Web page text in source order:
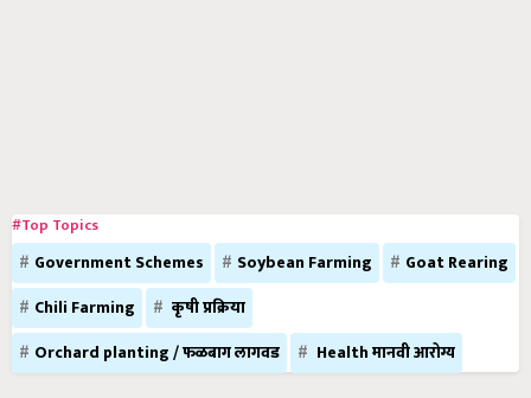
#Top Topics
Government Schemes Soybean Farming
Goat Rearing
Chili Farming
कृषी प्रक्रिया
Orchard planting / फळबाग लागवड
Health मानवी आरोग्य